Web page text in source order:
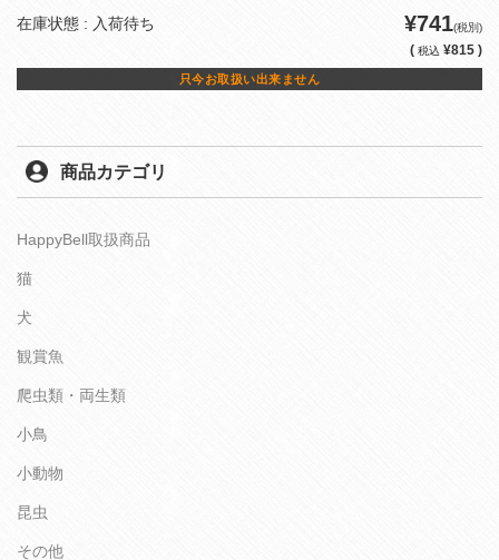
在庫状態 : 入荷待ち ¥741(税別)
( 税込 ¥815 )
只今お取扱い出来ません
商品カテゴリ
HappyBell取扱商品
猫
犬
観賞魚
爬虫類・両生類
小鳥
小動物
昆虫
その他